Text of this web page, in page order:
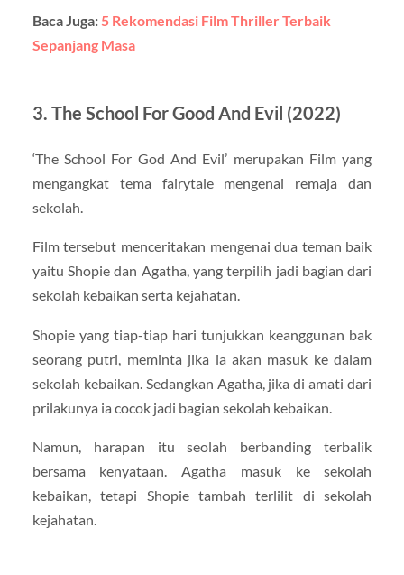
Baca Juga: 5 Rekomendasi Film Thriller Terbaik
Sepanjang Masa
3. The School For Good And Evil (2022)
‘The School For God And Evil’ merupakan Film yang
mengangkat tema fairytale mengenai remaja dan
sekolah.
Film tersebut menceritakan mengenai dua teman baik
yaitu Shopie dan Agatha, yang terpilih jadi bagian dari
sekolah kebaikan serta kejahatan.
Shopie yang tiap-tiap hari tunjukkan keanggunan bak
seorang putri, meminta jika ia akan masuk ke dalam
sekolah kebaikan. Sedangkan Agatha, jika di amati dari
prilakunya ia cocok jadi bagian sekolah kebaikan.
Namun, harapan itu seolah berbanding terbalik
bersama kenyataan. Agatha masuk ke sekolah
kebaikan, tetapi Shopie tambah terlilit di sekolah
kejahatan.